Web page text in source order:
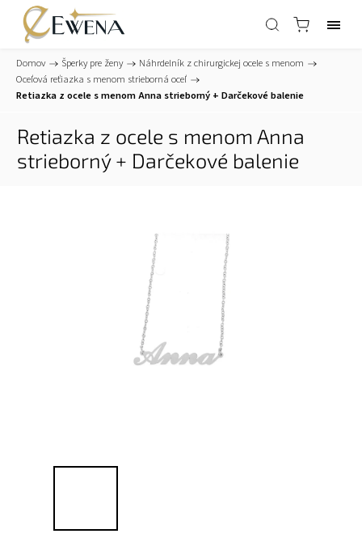
Domov / Šperky pre ženy / Náhrdelník z chirurgickej ocele s menom /
Oceľová reťiazka s menom strieborná oceľ /
Retiazka z ocele s menom Anna strieborný + Darčekové balenie
Retiazka z ocele s menom Anna
strieborný + Darčekové balenie